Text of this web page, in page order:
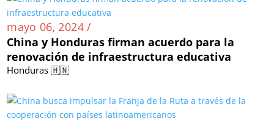
mayo 06, 2024 /
China y Honduras firman acuerdo para la
renovación de infraestructura educativa
Honduras 🇭🇳